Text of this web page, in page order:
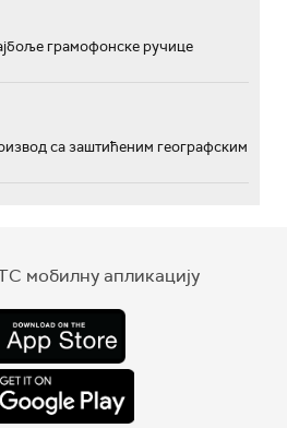
грамофонске ручице
са заштићеним географским
мобилну апликацију